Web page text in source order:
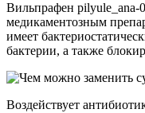
Вильпрафен pilyule_ana-
медикаментозным
имеет
бактерии, а также
Воздействует